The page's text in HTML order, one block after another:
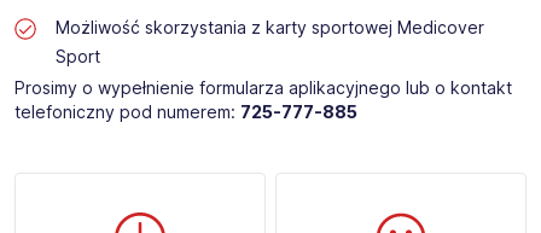
Możliwość skorzystania z karty sportowej Medicover
Sport
Prosimy o wypełnienie formularza aplikacyjnego lub o kontakt
telefoniczny pod numerem: 725-777-885​